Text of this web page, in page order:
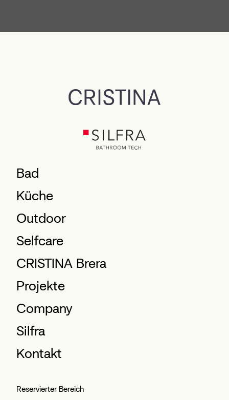
Bad
Küche
Outdoor
Selfcare
CRISTINA Brera
Projekte
Company
Silfra
Kontakt
Reservierter Bereich